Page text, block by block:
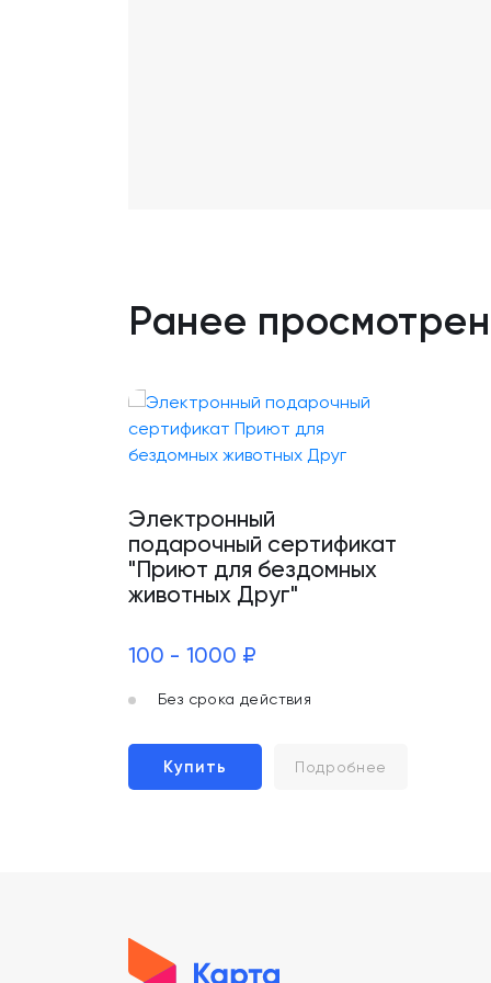
Ранее
Электронный
подарочный сертификат
"Приют для бездомных
животных Друг"
100 - 1000 ₽
Без срока действия
Купить Подробнее